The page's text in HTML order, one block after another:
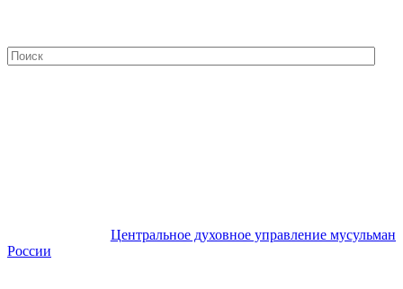
Центральное духовное управление мусульман
России